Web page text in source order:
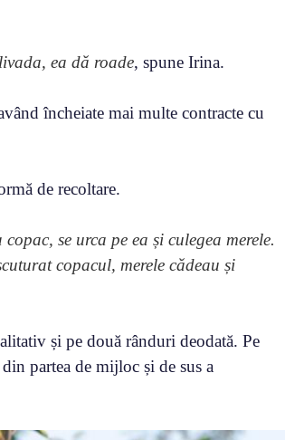
ea dă roade, spune Irina.
încheiate mai multe contracte cu
de recoltare.
se urca pe ea și culegea merele.
copacul, merele cădeau și
și pe două rânduri deodată. Pe
partea de mijloc și de sus a